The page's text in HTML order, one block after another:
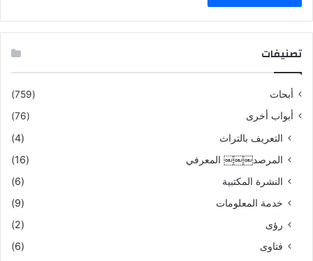
تصنيفات
أبحاث
(759)
أبواب أخرى
(76)
التعريف بالتراث
(4)
المرصد￼￼￼ المعرفي
(16)
النشرة المكتبية
(6)
خدمة المعلومات
(9)
رؤى
(2)
فتاوى
(6)